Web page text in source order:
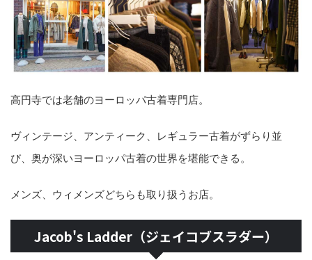
高円寺では老舗のヨーロッパ古着専門店。
ヴィンテージ、アンティーク、レギュラー古着がずらり並
び、奥が深いヨーロッパ古着の世界を堪能できる。
メンズ、ウィメンズどちらも取り扱うお店。
Jacob's Ladder（ジェイコブスラダー）